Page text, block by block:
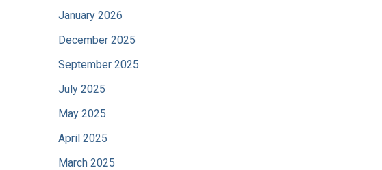
January 2026
December 2025
September 2025
July 2025
May 2025
April 2025
March 2025